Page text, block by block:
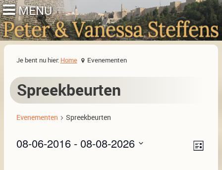
Je bent nu hier: Home Evenementen
Spreekbeurten
Evenementen Spreekbeurten
Lijst
08-06-2016 - 08-08-2026